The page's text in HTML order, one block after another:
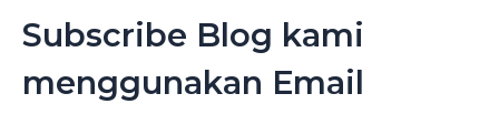
Subscribe Blog kami
menggunakan Email